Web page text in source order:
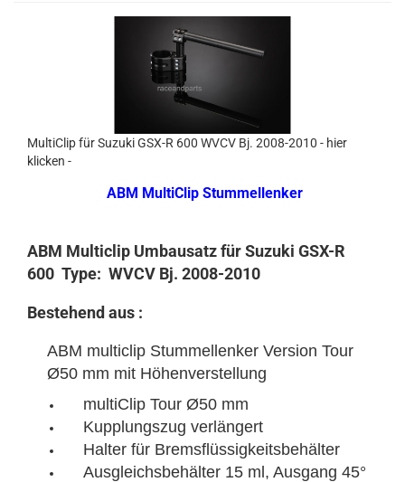
MultiClip für Suzuki GSX-R 600 WVCV Bj. 2008-2010 - hier
klicken -
ABM MultiClip Stummellenker
ABM Multiclip Umbausatz für Suzuki GSX-R
600 Type: WVCV Bj. 2008-2010
Bestehend aus :
ABM multiclip Stummellenker Version Tour
Ø50 mm mit Höhenverstellung
multiClip Tour Ø50 mm
Kupplungszug verlängert
Halter für Bremsflüssigkeitsbehälter
Ausgleichsbehälter 15 ml, Ausgang 45°